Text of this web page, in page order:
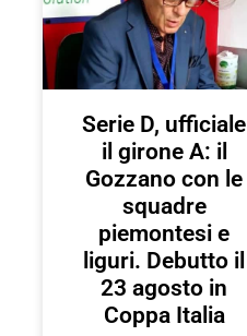
Serie D, ufficiale
il girone A: il
Gozzano con le
squadre
piemontesi e
liguri. Debutto il
23 agosto in
Coppa Italia